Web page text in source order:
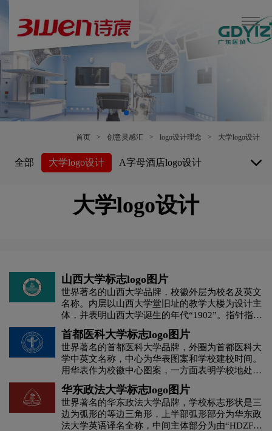
首页 > 创意灵感汇 > logo设计理念 > 大学logo设计
全部 大学logo设计 A字母酒店logo设计
博物馆logo设计
茶饮料logo设计 茶logo设计
C字母酒店logo设计 橙色logo设计
杜松子酒logo设计 地产logo设计 电logo设计
地铁logo设计 电子产品logo设计
D字母酒店logo设计 E字母酒店logo设计
大学logo设计
山西大学标志logo图片
世界著名的山西大学品牌，校徽外层为校名及英文
名称。内层以山西大学堂旧址的教学大楼为设计主
体，并表明山西大学诞生的年代“1902”。指针指向
八点，寓示山西大学如初升的朝阳，生机勃勃，充
满活力。整体设计既体现了建校初期就确立的“中
西文化交融”深刻的历史内涵，又充分表现了“风雨
春秋，百年沧桑，自强不息，千秋辉煌”创作主
题。
首都医科大学标志logo图片
世界著名的首都医科大学品牌，外圈为首都医科大
学中英文名称，中心为华表图案和学校建校时间。
用华表作为校徽中心图案，一方面表明学校地处首
都北京;另一方面因华表形似代表医学职业精神的
红十字“+”。寓意首医人承担着“除人类之病痛，助
健康之完美”的使命与责任。
华东政法大学标志logo图片
世界著名的华东政法大学品牌，学校标志形状是三
边为弧形的等边三角形，上半部弧形部分为华东政
法大学英语译名全称，中间主体部分为由“HDZF”